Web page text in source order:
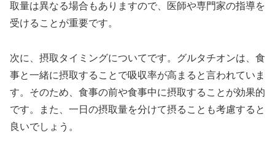
取量は異なる場合もありますので、医師や専門家の指導を
受けることが重要です。
次に、摂取タイミングについてです。グルタチオンは、食
事と一緒に摂取することで吸収率が高まると言われていま
す。そのため、食事の前や食事中に摂取することが効果的
です。また、一日の摂取量を分けて摂ることも考慮すると
良いでしょう。